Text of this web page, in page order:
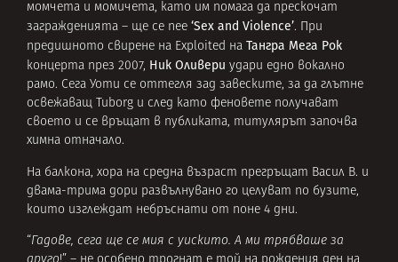
момчета и момичета, като им помага да прескочат
загражденията – ще се пее ‘Sex and Violence’. При
предишното свирене на Exploited на Тангра Мега Рок
концерта през 2007, Ник Оливери удари едно вокално
рамо. Сега Уоти се оттегля зад завеските, за да глътне
освежаващ Tuborg и след като феновете получават
своето и се връщат в публиката, титулярът започва
химна отначало.
На балкона, хора на средна възраст прегръщат Васил В. и
двама-трима дори развълнувано го целуват по бузите,
които изглеждат небръснати от поне 4 дни.
“Гадове, сега ще се мия с уискито. А ми трябваше за